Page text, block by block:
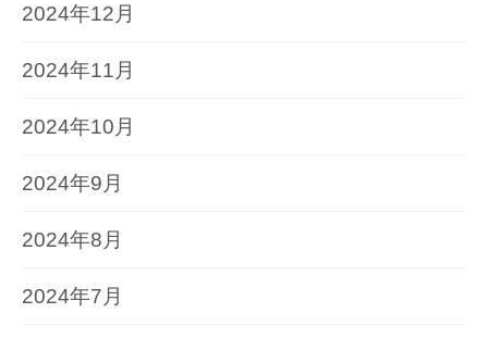
2024年12月
2024年11月
2024年10月
2024年9月
2024年8月
2024年7月